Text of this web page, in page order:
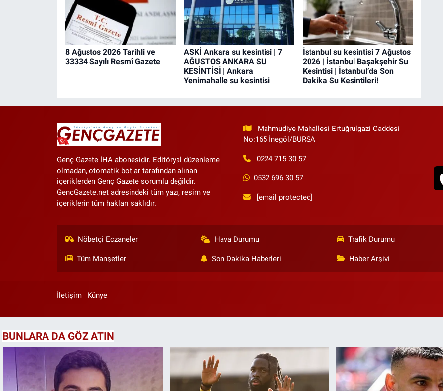
8 Ağustos 2026 Tarihli ve
33334 Sayılı Resmî Gazete
ASKİ Ankara su kesintisi | 7
AĞUSTOS ANKARA SU
KESİNTİSİ | Ankara
Yenimahalle su kesintisi
İstanbul su kesintisi 7 Ağustos
2026 | İstanbul Başakşehir Su
Kesintisi | İstanbul’da Son
Dakika Su Kesintileri!
Genç Gazete İHA abonesidir. Editöryal düzenleme
olmadan, otomatik botlar tarafından alınan
içeriklerden Genç Gazete sorumlu değildir.
GencGazete.net adresindeki tüm yazı, resim ve
içeriklerin tüm hakları saklıdır.
Mahmudiye Mahallesi Ertuğrulgazi Caddesi
No:165 İnegöl/BURSA
0224 715 30 57
0532 696 30 57
[email protected]
Nöbetçi Eczaneler Hava Durumu Trafik Durumu
Tüm Manşetler Son Dakika Haberleri Haber Arşivi
İletişim Künye